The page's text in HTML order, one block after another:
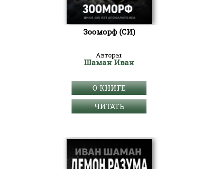
Зооморф (СИ)
Авторы:
Шаман Иван
О КНИГЕ
ЧИТАТЬ